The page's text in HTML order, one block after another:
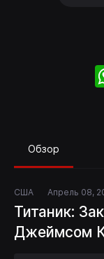
Обзор
США Апрель 08,
Титаник:
Джеймсом